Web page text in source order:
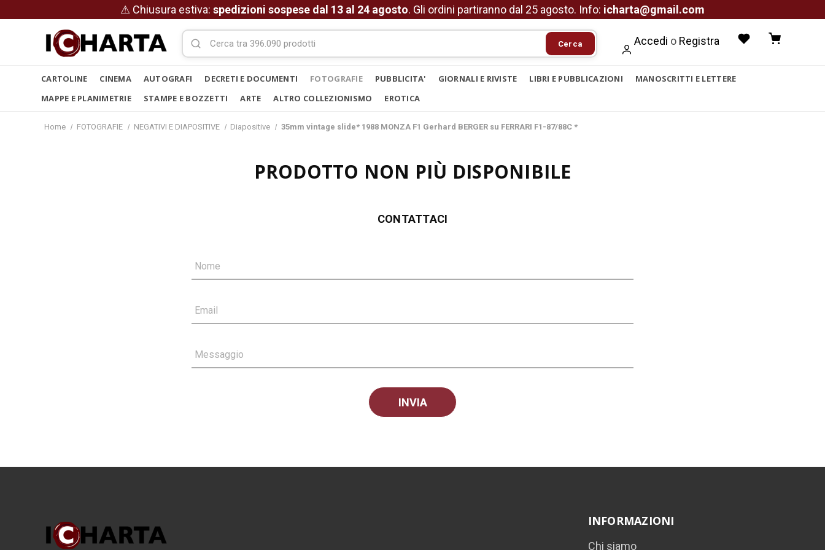
⚠ Chiusura estiva: spedizioni sospese dal 13 al 24 agosto. Gli ordini partiranno dal 25 agosto. Info: icharta@gmail.com
Cerca Accedi o Registra
CARTOLINE CINEMA AUTOGRAFI DECRETI E DOCUMENTI FOTOGRAFIE PUBBLICITA' GIORNALI E RIVISTE LIBRI E PUBBLICAZIONI
MANOSCRITTI E LETTERE
MAPPE E PLANIMETRIE
STAMPE E BOZZETTI ARTE ALTRO COLLEZIONISMO EROTICA
Home FOTOGRAFIE NEGATIVI E DIAPOSITIVE Diapositive 35mm vintage slide* 1988 MONZA F1 Gerhard BERGER su FERRARI F1-87/88C *
PRODOTTO NON PIÙ DISPONIBILE
CONTATTACI
Nome
Email
Messaggio
INFORMAZIONI
Chi siamo